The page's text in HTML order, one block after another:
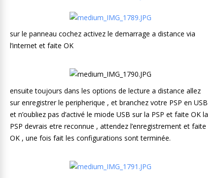
sur le panneau cochez activez le demarrage a distance via
l’internet et faite OK
ensuite toujours dans les options de lecture a distance allez
sur enregistrer le peripherique , et branchez votre PSP en USB
et n’oubliez pas d’activé le miode USB sur la PSP et faite OK la
PSP devrais etre reconnue , attendez l’enregistrement et faite
OK , une fois fait les configurations sont terminée.